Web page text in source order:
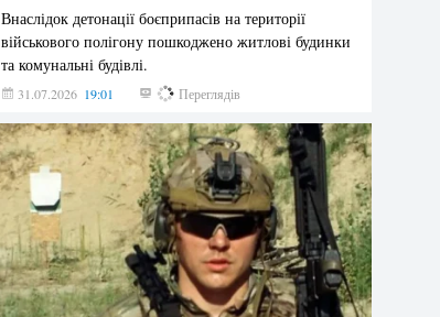
Внаслідок детонації боєприпасів на території
військового полігону пошкоджено житлові будинки
та комунальні будівлі.
31.07.2026 19:01 190 Переглядів